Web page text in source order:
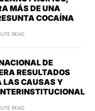
MÁS DE UNA
COCAÍNA
READ
DE
RESULTADOS
LAS CAUSAS Y
READ